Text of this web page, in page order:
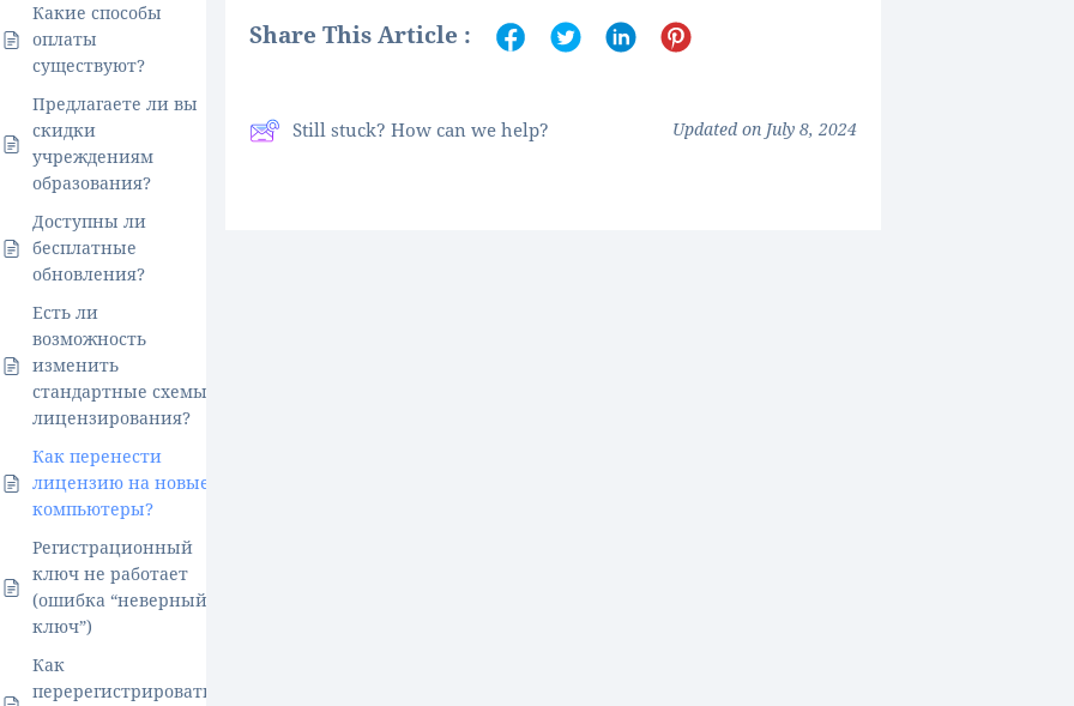
Какие способы
оплаты
существуют?
Предлагаете ли вы
скидки
учреждениям
образования?
Доступны ли
бесплатные
обновления?
Есть ли
возможность
изменить
стандартные схемы
лицензирования?
Как перенести
лицензию на новые
компьютеры?
Регистрационный
ключ не работает
(ошибка “неверный
ключ”)
Как
перерегистрировать
Share This Article :
Still stuck? How can we help? Updated on July 8, 2024